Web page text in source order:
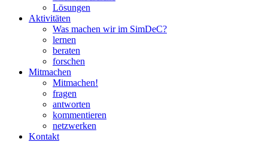
Lösungen
Aktivitäten
Was machen wir im SimDeC?
lernen
beraten
forschen
Mitmachen
Mitmachen!
fragen
antworten
kommentieren
netzwerken
Kontakt